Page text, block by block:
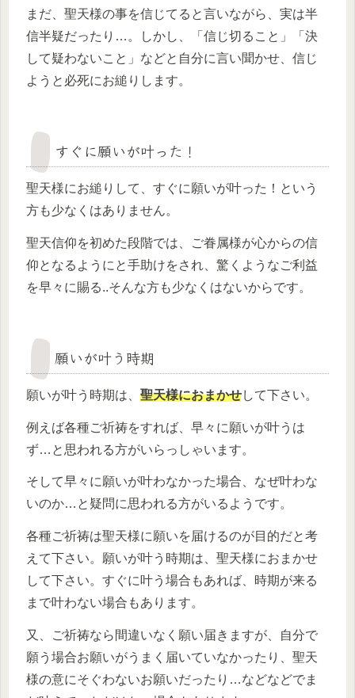
まだ、聖天様の事を信じてると言いながら、実は半
信半疑だったり…。しかし、「信じ切ること」「決
して疑わないこと」などと自分に言い聞かせ、信じ
ようと必死にお縋りします。
すぐに願いが叶った！
聖天様にお縋りして、すぐに願いが叶った！という
方も少なくはありません。
聖天信仰を初めた段階では、ご眷属様が心からの信
仰となるようにと手助けをされ、驚くようなご利益
を早々に賜る..そんな方も少なくはないからです。
願いが叶う時期
願いが叶う時期は、 聖天様におまかせして下さい。
例えば各種ご祈祷をすれば、早々に願いが叶うは
ず…と思われる方がいらっしゃいます。
そして早々に願いが叶わなかった場合、なぜ叶わな
いのか…と疑問に思われる方がいるようです。
各種ご祈祷は聖天様に願いを届けるのが目的だと考
えて下さい。願いが叶う時期は、聖天様におまかせ
して下さい。すぐに叶う場合もあれば、時期が来る
まで叶わない場合もあります。
又、ご祈祷なら間違いなく願い届きますが、自分で
願う場合お願いがうまく届いていなかったり、聖天
様の意にそぐわないお願いだったり…などなどでま